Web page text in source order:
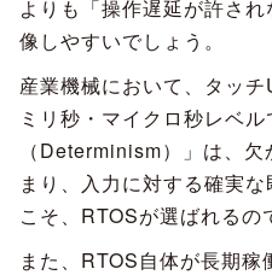
よりも「操作遅延が許さ
像しやすいでしょう。
産業機械において、タッ
ミリ秒・マイクロ秒レベ
（Determinism）」は、
まり、入力に対する確実
こそ、RTOSが選ばれるの
また、RTOS自体が長期